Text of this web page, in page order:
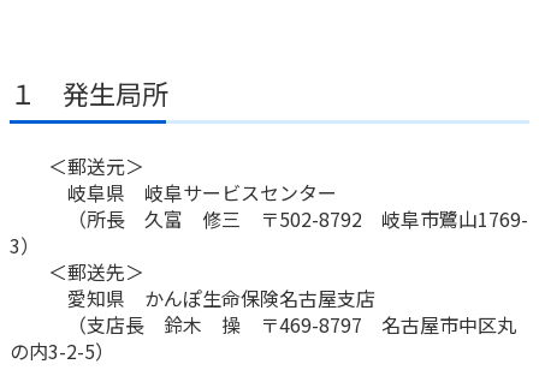
マイページでできること
新規登録
ログイン
ご契約内容の確認
資料請求
保険の探し方のポイント
保険かんたん診断
これからのライフイベントでかかる費用とは？
お問い合わせ先
医療
子育て
ライフプラン
健康情報
経営理念・経営戦略
財務情報
株主・投資家のみなさまへ
採用情報
CM・オウンドメディア／ソーシャルメディア
株主・投資家のみなさまへ
採用情報
English
１ 発生局所
＜郵送元＞
岐阜県 岐阜サービスセンター
（所長 久富 修三 〒502-8792 岐阜市鷺山1769-
3）
＜郵送先＞
愛知県 かんぽ生命保険名古屋支店
（支店長 鈴木 操 〒469-8797 名古屋市中区丸
の内3-2-5）